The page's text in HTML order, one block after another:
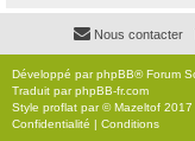
Nous contacter
Développé parphpBB® Forum
Traduit parphpBB-fr.com
Style proflat par ©Mazeltof 2017
Confidentialité | Conditions